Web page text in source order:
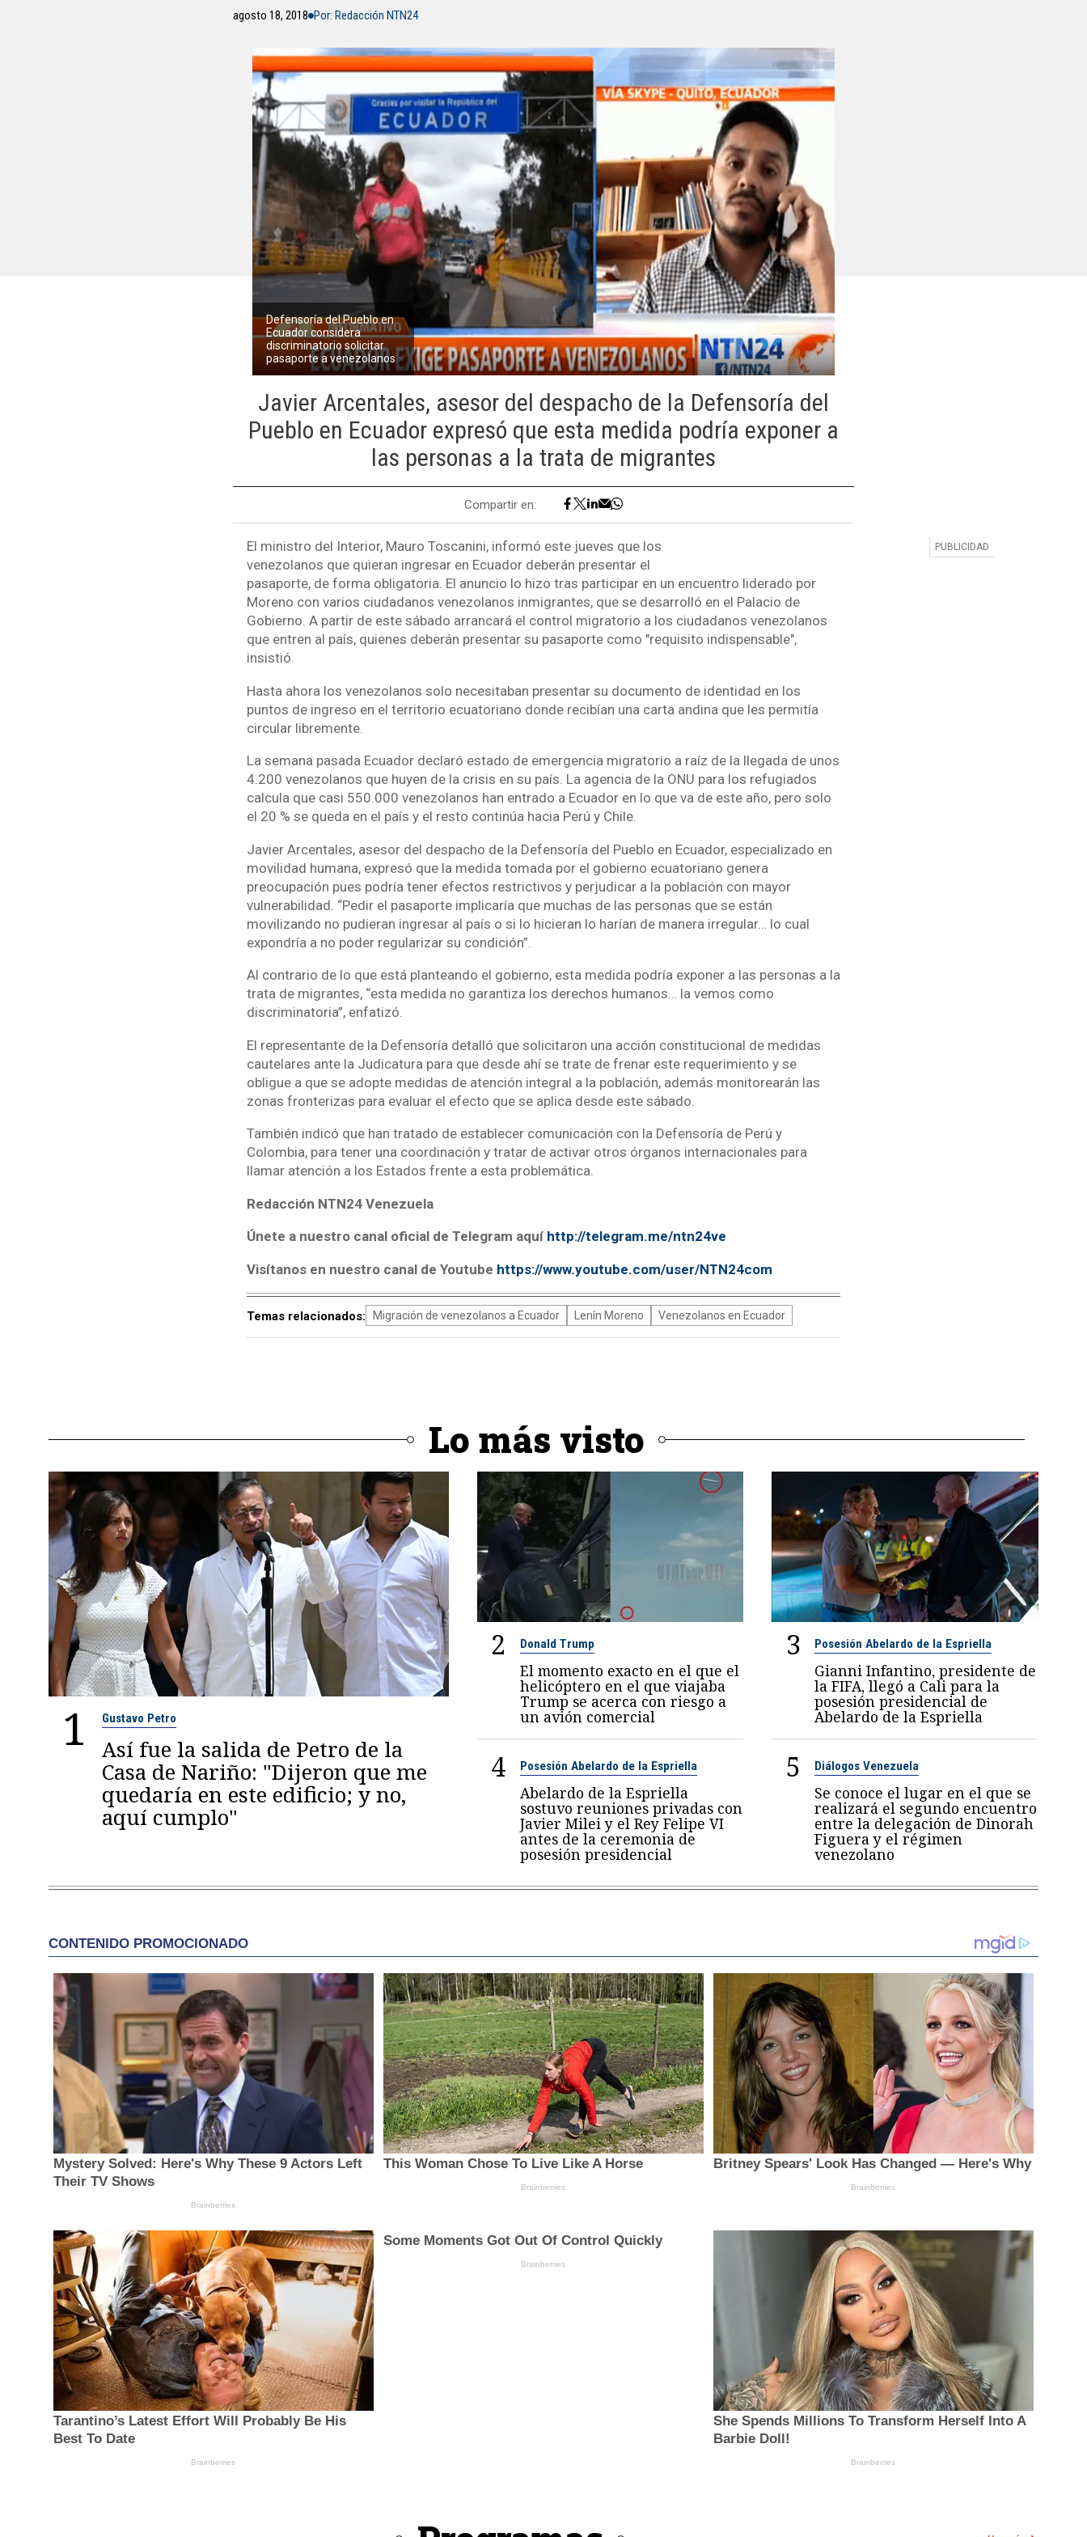
agosto 18, 2018 Por: Redacción NTN24
Defensoría del Pueblo en
Ecuador considera
discriminatorio solicitar
pasaporte a venezolanos
Javier Arcentales, asesor del despacho de la Defensoría del
Pueblo en Ecuador expresó que esta medida podría exponer a
las personas a la trata de migrantes
Compartir en:
El ministro del Interior, Mauro Toscanini, informó este jueves que los
venezolanos que quieran ingresar en Ecuador deberán presentar el
pasaporte, de forma obligatoria. El anuncio lo hizo tras participar en un encuentro liderado por
Moreno con varios ciudadanos venezolanos inmigrantes, que se desarrolló en el Palacio de
Gobierno. A partir de este sábado arrancará el control migratorio a los ciudadanos venezolanos
que entren al país, quienes deberán presentar su pasaporte como "requisito indispensable",
insistió.
Hasta ahora los venezolanos solo necesitaban presentar su documento de identidad en los
puntos de ingreso en el territorio ecuatoriano donde recibían una carta andina que les permitía
circular libremente.
La semana pasada Ecuador declaró estado de emergencia migratorio a raíz de la llegada de unos
4.200 venezolanos que huyen de la crisis en su país. La agencia de la ONU para los refugiados
calcula que casi 550.000 venezolanos han entrado a Ecuador en lo que va de este año, pero solo
el 20 % se queda en el país y el resto continúa hacia Perú y Chile.
Javier Arcentales, asesor del despacho de la Defensoría del Pueblo en Ecuador, especializado en
movilidad humana, expresó que la medida tomada por el gobierno ecuatoriano genera
preocupación pues podría tener efectos restrictivos y perjudicar a la población con mayor
vulnerabilidad. “Pedir el pasaporte implicaría que muchas de las personas que se están
movilizando no pudieran ingresar al país o si lo hicieran lo harían de manera irregular… lo cual
expondría a no poder regularizar su condición”.
Al contrario de lo que está planteando el gobierno, esta medida podría exponer a las personas a la
trata de migrantes, “esta medida no garantiza los derechos humanos… la vemos como
discriminatoria”, enfatizó.
El representante de la Defensoría detalló que solicitaron una acción constitucional de medidas
cautelares ante la Judicatura para que desde ahí se trate de frenar este requerimiento y se
obligue a que se adopte medidas de atención integral a la población, además monitorearán las
zonas fronterizas para evaluar el efecto que se aplica desde este sábado.
También indicó que han tratado de establecer comunicación con la Defensoría de Perú y
Colombia, para tener una coordinación y tratar de activar otros órganos internacionales para
llamar atención a los Estados frente a esta problemática.
Redacción NTN24 Venezuela
Únete a nuestro canal oficial de Telegram aquí http://telegram.me/ntn24ve
Visítanos en nuestro canal de Youtube https://www.youtube.com/user/NTN24com
Temas relacionados: Migración de venezolanos a Ecuador Lenín Moreno Venezolanos en Ecuador
Lo más visto
1 Gustavo Petro
Así fue la salida de Petro de la
Casa de Nariño: "Dijeron que me
quedaría en este edificio; y no,
aquí cumplo"
2 Donald Trump
El momento exacto en el que el
helicóptero en el que viajaba
Trump se acerca con riesgo a
un avión comercial
3 Posesión Abelardo de la Espriella
Gianni Infantino, presidente de
la FIFA, llegó a Cali para la
posesión presidencial de
Abelardo de la Espriella
4 Posesión Abelardo de la Espriella
Abelardo de la Espriella
sostuvo reuniones privadas con
Javier Milei y el Rey Felipe VI
antes de la ceremonia de
posesión presidencial
5 Diálogos Venezuela
Se conoce el lugar en el que se
realizará el segundo encuentro
entre la delegación de Dinorah
Figuera y el régimen
venezolano